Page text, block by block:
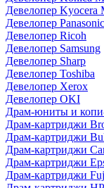
Девелопер Kyocera
Девелопер Panasonic
Девелопер Ricoh
Девелопер Samsung
Девелопер Sharp
Девелопер Toshiba
Девелопер Xerox
Девелопер OKI
Драм-юниты и
Драм-картриджи
Драм-картриджи
Драм-картриджи
Драм-картриджи
Драм-картриджи